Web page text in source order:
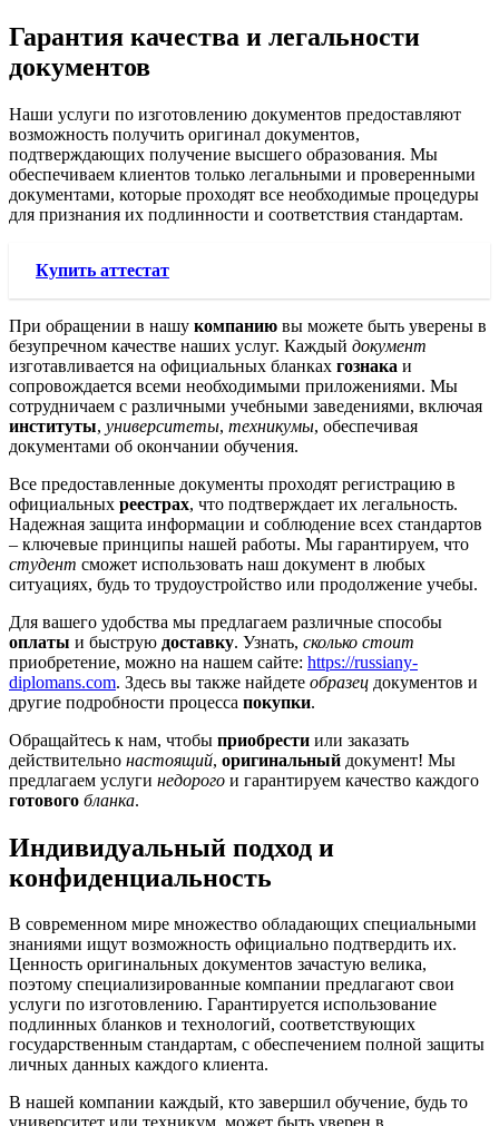
Гарантия качества и легальности
документов
Наши услуги по изготовлению документов предоставляют
возможность получить оригинал документов,
подтверждающих получение высшего образования. Мы
обеспечиваем клиентов только легальными и проверенными
документами, которые проходят все необходимые процедуры
для признания их подлинности и соответствия стандартам.
Купить аттестат
При обращении в нашу компанию вы можете быть уверены в
безупречном качестве наших услуг. Каждый документ
изготавливается на официальных бланках гознака и
сопровождается всеми необходимыми приложениями. Мы
сотрудничаем c различными учебными заведениями, включая
институты, университеты, техникумы, обеспечивая
документами об окончании обучения.
Все предоставленные документы проходят регистрацию в
официальных реестрах, что подтверждает их легальность.
Надежная защита информации и соблюдение всех стандартов
– ключевые принципы нашей работы. Мы гарантируем, что
студент сможет использовать наш документ в любых
ситуациях, будь то трудоустройство или продолжение учебы.
Для вашего удобства мы предлагаем различные способы
оплаты и быструю доставку. Узнать, сколько стоит
приобретение, можно на нашем сайте: https://russiany-
diplomans.com. Здесь вы также найдете образец документов и
другие подробности процесса покупки.
Обращайтесь к нам, чтобы приобрести или заказать
действительно настоящий, оригинальный документ! Мы
предлагаем услуги недорого и гарантируем качество каждого
готового бланка.
Индивидуальный подход и
конфиденциальность
В современном мире множество обладающих специальными
знаниями ищут возможность официально подтвердить их.
Ценность оригинальных документов зачастую велика,
поэтому специализированные компании предлагают свои
услуги по изготовлению. Гарантируется использование
подлинных бланков и технологий, соответствующих
государственным стандартам, с обеспечением полной защиты
личных данных каждого клиента.
В нашей компании каждый, кто завершил обучение, будь то